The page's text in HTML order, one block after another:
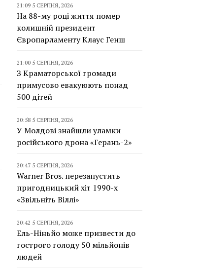
21:09 5 СЕРПНЯ, 2026
На 88-му році життя помер
колишній президент
Європарламенту Клаус Генш
21:00 5 СЕРПНЯ, 2026
З Краматорської громади
примусово евакуюють понад
500 дітей
20:58 5 СЕРПНЯ, 2026
У Молдові знайшли уламки
російського дрона «Герань-2»
20:47 5 СЕРПНЯ, 2026
Warner Bros. перезапустить
пригодницький хіт 1990-х
«Звільніть Віллі»
20:42 5 СЕРПНЯ, 2026
Ель-Ніньйо може призвести до
гострого голоду 50 мільйонів
людей